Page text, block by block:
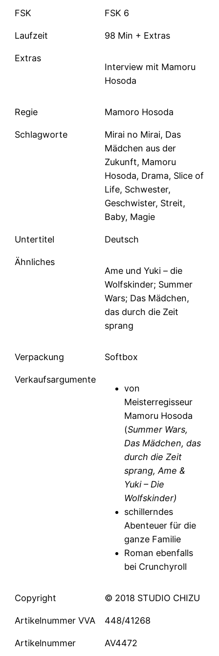
FSK FSK 6
Laufzeit 98 Min + Extras
Extras
Interview mit Mamoru
Hosoda
Regie Mamoro Hosoda
Schlagworte
Mirai no Mirai, Das
Mädchen aus der
Zukunft, Mamoru
Hosoda, Drama, Slice of
Life, Schwester,
Geschwister, Streit,
Baby, Magie
Untertitel Deutsch
Ähnliches
Ame und Yuki – die
Wolfskinder; Summer
Wars; Das Mädchen,
das durch die Zeit
sprang
Verpackung Softbox
Verkaufsargumente
von
Meisterregisseur
Mamoru Hosoda
(Summer Wars,
Das Mädchen, das
durch die Zeit
sprang, Ame &
Yuki – Die
Wolfskinder)
schillerndes
Abenteuer für die
ganze Familie
Roman ebenfalls
bei Crunchyroll
Copyright © 2018 STUDIO CHIZU
Artikelnummer VVA 448/41268
Artikelnummer AV4472